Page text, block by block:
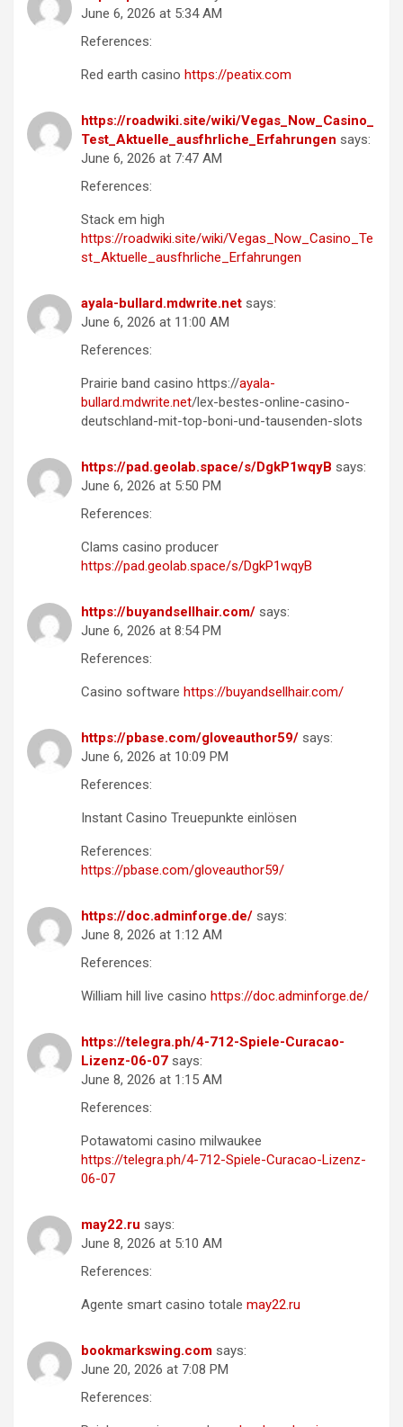
June 6, 2026 at 5:34 AM
References:
Red earth casino https://peatix.com
https://roadwiki.site/wiki/Vegas_Now_Casino_
Test_Aktuelle_ausfhrliche_Erfahrungen says:
June 6, 2026 at 7:47 AM
References:
Stack em high
https://roadwiki.site/wiki/Vegas_Now_Casino_Te
st_Aktuelle_ausfhrliche_Erfahrungen
ayala-bullard.mdwrite.net says:
June 6, 2026 at 11:00 AM
References:
Prairie band casino https://ayala-
bullard.mdwrite.net/lex-bestes-online-casino-
deutschland-mit-top-boni-und-tausenden-slots
https://pad.geolab.space/s/DgkP1wqyB says:
June 6, 2026 at 5:50 PM
References:
Clams casino producer
https://pad.geolab.space/s/DgkP1wqyB
https://buyandsellhair.com/ says:
June 6, 2026 at 8:54 PM
References:
Casino software https://buyandsellhair.com/
https://pbase.com/gloveauthor59/ says:
June 6, 2026 at 10:09 PM
References:
Instant Casino Treuepunkte einlösen
References:
https://pbase.com/gloveauthor59/
https://doc.adminforge.de/ says:
June 8, 2026 at 1:12 AM
References:
William hill live casino https://doc.adminforge.de/
https://telegra.ph/4-712-Spiele-Curacao-
Lizenz-06-07 says:
June 8, 2026 at 1:15 AM
References:
Potawatomi casino milwaukee
https://telegra.ph/4-712-Spiele-Curacao-Lizenz-
06-07
may22.ru says:
June 8, 2026 at 5:10 AM
References:
Agente smart casino totale may22.ru
bookmarkswing.com says:
June 20, 2026 at 7:08 PM
References: